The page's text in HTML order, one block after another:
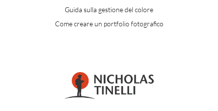
Guida sulla gestione del colore
Come creare un portfolio fotografico